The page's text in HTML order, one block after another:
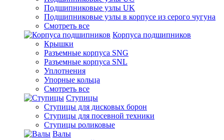
Подшипниковые узлы UK
Подшипниковые узлы в корпусе из серого чугуна
Смотреть все
Корпуса подшипников
Крышки
Разъемные корпуса SNG
Разъемные корпуса SNL
Уплотнения
Упорные кольца
Смотреть все
Ступицы
Ступицы для дисковых борон
Ступицы для посевной техники
Ступицы роликовые
Валы